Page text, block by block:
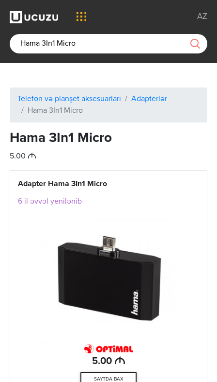
AZ
Telefon və planşet aksesuarları
Adapterlər
Hama 3In1 Micro
Hama 3In1 Micro
5.00 M
Adapter Hama 3In1 Micro
6 il əvvəl yenilənib
5.00 M
SAYTDA BAX